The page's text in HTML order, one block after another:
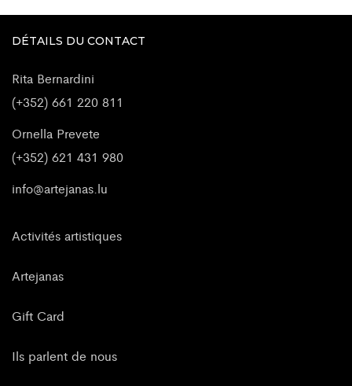
DÉTAILS DU CONTACT
Rita Bernardini
(+352) 661 220 811
Ornella Prevete
(+352) 621 431 980
info@artejanas.lu
Activités artistiques
Artejanas
Gift Card
Ils parlent de nous